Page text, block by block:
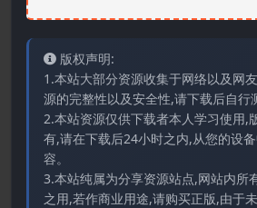
版权声明:
1.本站大部分资源收集于网络以及网
源的完整性以及安全性,请下载后自行
2.本站资源仅供下载者本人学习使用,
有,请在下载后24小时之内,从您的设
容。
3.本站纯属为分享资源站点,网站内所
之用,若作商业用途,请购买正版,由于